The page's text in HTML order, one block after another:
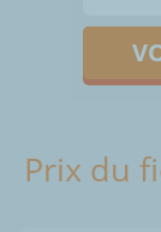
Prix du